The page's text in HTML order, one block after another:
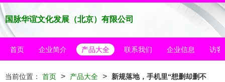
国脉华谊文化发展（北京）有限公司
首页 企业简介 产品大全 联系我们 企业信息 访客
当前位置： 首页 > 产品大全 >
新规落地，手机里“想删却删不